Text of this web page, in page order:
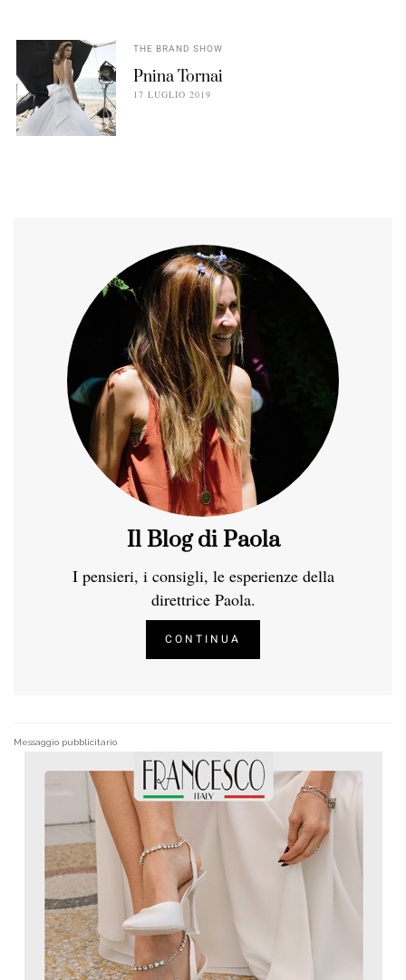
THE BRAND SHOW
Pnina Tornai
17 LUGLIO 2019
Il Blog di Paola
I pensieri, i consigli, le esperienze della
direttrice Paola.
CONTINUA
Messaggio pubblicitario